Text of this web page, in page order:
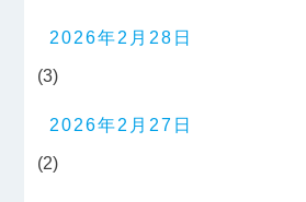
2026年2月28日
(3)
2026年2月27日
(2)